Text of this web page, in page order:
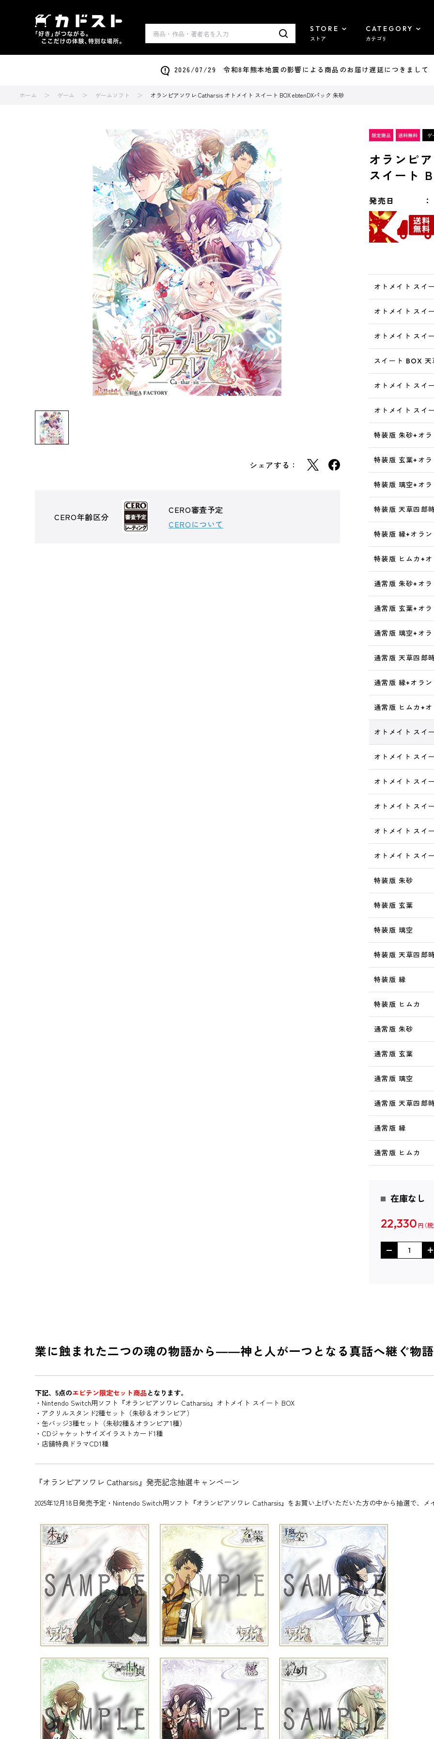
STORE
ストア
CATEGORY
カテゴリ
2026/07/29 令和8年熊本地震の影響による商品のお届け遅延につきまして
ホーム ゲーム ゲームソフト オランピアソワレ Catharsis オトメイト スイート BOX ebtenDXパック 朱砂
シェアする：
CERO年齢区分
CERO審査予定
CEROについて
オランピ
スイート
発売日
オトメイト スイ
オトメイト スイ
オトメイト スイ
スイート BOX
オトメイト スイ
オトメイト スイ
特装版 朱砂+オ
特装版 玄葉+オ
特装版 璃空+オ
特装版 天草四郎
特装版 縁+オラ
特装版 ヒムカ+
通常版 朱砂+オ
通常版 玄葉+オ
通常版 璃空+オ
通常版 天草四郎
通常版 縁+オラ
通常版 ヒムカ+
オトメイト スイ
オトメイト スイ
オトメイト スイ
オトメイト スイ
オトメイト スイ
オトメイト スイ
特装版 朱砂
特装版 玄葉
特装版 璃空
特装版 天草四郎
特装版 縁
特装版 ヒムカ
通常版 朱砂
通常版 玄葉
通常版 璃空
通常版 天草四郎
通常版 縁
通常版 ヒムカ
在庫なし
22,330 円
業に蝕まれた二つの魂の物語から――神と人が一つとなる真話へ継ぐ物語
下記、5点のエビテン限定セット商品となります。
・Nintendo Switch用ソフト『オランピアソワレ Catharsis』オトメイト スイート BOX
・アクリルスタンド2種セット（朱砂＆オランピア）
・缶バッジ3種セット（朱砂2種＆オランピア1種）
・CDジャケットサイズイラストカード1種
・店舗特典ドラマCD1種
『オランピアソワレ Catharsis』発売記念抽選キャンペーン
2025年12月18日発売予定・Nintendo Switch用ソフト『オランピアソワレ Catharsis』をお買い上げいただいた方の中から抽選で、